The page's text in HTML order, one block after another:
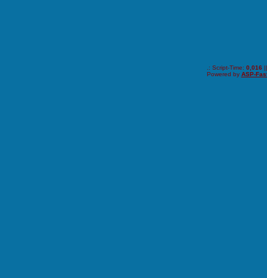
.: Script-Time: 0,016
Powered by ASP-